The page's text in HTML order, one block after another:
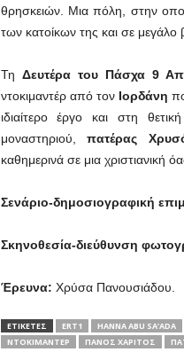
θρησκειών. Μια πόλη, στην
των κατοίκων της και σε μεγάλο
Τη Δευτέρα του Πάσχα 9
ντοκιμαντέρ από τον Ιορδάνη
ιδιαίτερο έργο και στη
μοναστηριού,πατέρας
καθημερινά σε μια χριστιανική
Σενάριο-δημοσιογραφική
Σκηνοθεσία-διεύθυνση
Έρευνα: Χρύσα Πανουσιάδου.
ΕΤΙΚΕΤΕΣ ERT1 HANNA ABU SA’ADA
ΝΤΟΚΙΜΑΝΤΕΡ
ΠΆΝΟΣ ΧΑΡΊΤΟΣ